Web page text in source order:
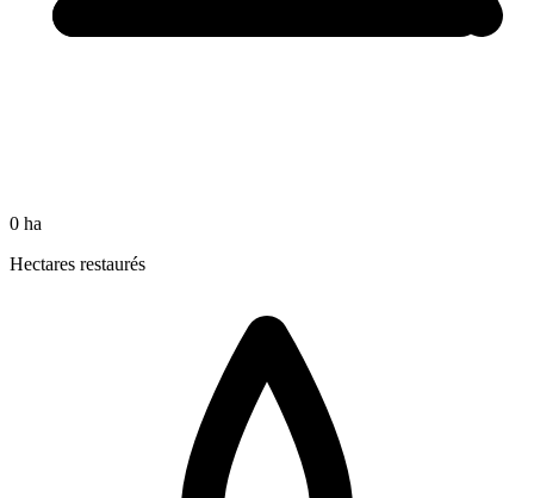
0 ha
Hectares restaurés